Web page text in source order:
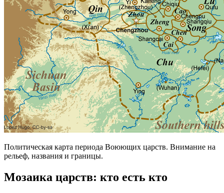
Политическая карта периода Воюющих царств. Внимание на
рельеф, названия и границы.
Мозаика царств: кто есть кто